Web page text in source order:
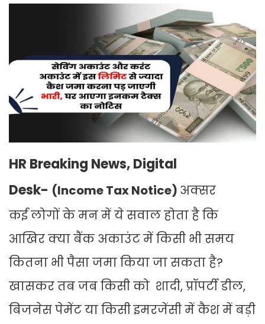
HR Breaking News, Digital
Desk- (Income Tax Notice) अक्सर
कई लोगों के मन में ये सवाल होता है कि
आखिर क्या बैंक अकाउंट में किसी भी समय
कितना भी पैसा जमा किया जा सकता है?
खासकर तब जब किसी को शादी, प्रॉपर्टी डील,
बिजनेस पेमेंट या किसी इमरजेंसी में कैश में बड़ी